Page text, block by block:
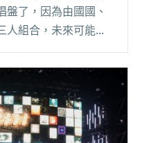
盤了，因為由國國、
人組合，未來可能再
，如先前的報導中提
》只以限量卡帶、閱
預告未來不再推出